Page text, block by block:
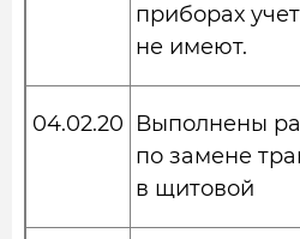
приборах
не имеют.
04.02.20 Выполнены
по замене
в щитовой